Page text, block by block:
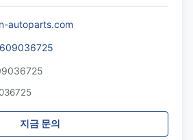
autoparts.com
지금 문의